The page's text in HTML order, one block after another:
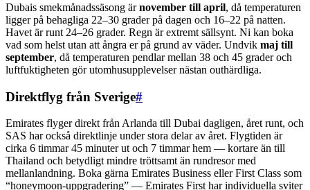
Dubais smekmånadssäsong ärnovember till april, då temperaturen
ligger på behagliga 22–30 grader på dagen och 16–22 på natten.
Havet är runt 24–26 grader. Regn är extremt sällsynt. Ni kan boka
vad som helst utan att ångra er på grund av väder. Undvik maj till
september, då temperaturen pendlar mellan 38 och 45 grader och
luftfuktigheten gör utomhusupplevelser nästan outhärdliga.
Direktflyg från Sverige#
Emirates flyger direkt från Arlanda till Dubai dagligen, året runt, och
SAS har också direktlinje under stora delar av året. Flygtiden är
cirka 6 timmar 45 minuter ut och 7 timmar hem — kortare än till
Thailand och betydligt mindre tröttsamt än rundresor med
mellanlandning. Boka gärna Emirates Business eller First Class som
“honeymoon-uppgradering” — Emirates First har individuella sviter